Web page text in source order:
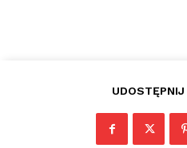
UDOSTĘPNIJ